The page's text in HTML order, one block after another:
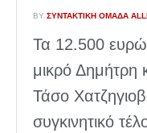
BY ΣΥΝΤΑΚΤΙΚΉ ΟΜΆΔΑ
Τα 12.500
μικρό
Τάσο
συγκινητικό